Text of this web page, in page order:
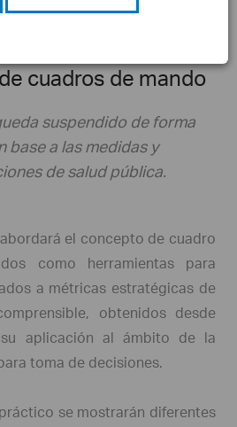
Herramientas para la
cuadros de mando
suspendido de forma
base a las medidas y
de salud pública.
el concepto de cuadro
como herramientas para
a métricas estratégicas de
obtenidos desde
aplicación al ámbito de la
toma de decisiones.
se mostrarán diferentes